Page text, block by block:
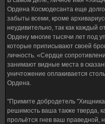
Ордена Космодесанта еще долго
забыты всеми, кроме
неудивительно, так как каждый
Ордену многие тысячи лет под
которые приписывают своей
личность. «Сердце
занимают видные места в
уничтожение оплакивается
Ордена.
"Примите добродетель
решимость ваша также тверда,
прольётся гнев ваш праведной,